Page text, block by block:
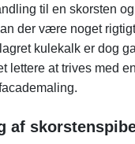
til en skorsten
der være noget
kulekalk er dog
lettere at trives med
af